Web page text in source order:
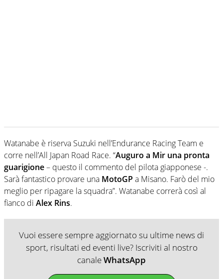
Watanabe è riserva Suzuki nell’Endurance Racing Team e
corre nell’All Japan Road Race. “Auguro a Mir una pronta
guarigione– questo il commento del pilota giapponese -.
Sarà fantastico provare una MotoGP a Misano. Farò del mio
meglio per ripagare la squadra”. Watanabe correrà così al
fianco di Alex Rins.
Vuoi essere sempre aggiornato su ultime news di
sport, risultati ed eventi live? Iscriviti al nostro
canaleWhatsApp